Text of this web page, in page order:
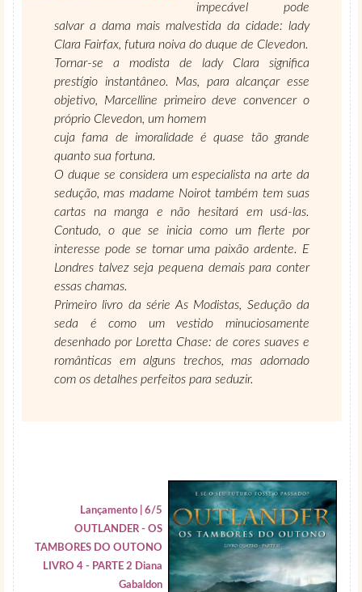
impecável pode
salvar a dama mais malvestida da cidade: lady
Clara Fairfax, futura noiva do duque de Clevedon.
Tornar-se a modista de lady Clara significa
prestígio instantâneo. Mas, para alcançar esse
objetivo, Marcelline primeiro deve convencer o
próprio Clevedon, um homem
cuja fama de imoralidade é quase tão grande
quanto sua fortuna.
O duque se considera um especialista na arte da
sedução, mas madame Noirot também tem suas
cartas na manga e não hesitará em usá-las.
Contudo, o que se inicia como um flerte por
interesse pode se tornar uma paixão ardente. E
Londres talvez seja pequena demais para conter
essas chamas.
Primeiro livro da série As Modistas, Sedução da
seda é como um vestido minuciosamente
desenhado por Loretta Chase: de cores suaves e
românticas em alguns trechos, mas adornado
com os detalhes perfeitos para seduzir.
Lançamento | 6/5
OUTLANDER - OS
TAMBORES DO OUTONO
LIVRO 4 - PARTE 2 Diana
Gabaldon